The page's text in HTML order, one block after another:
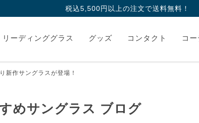
税込5,500円以上の注文で送料無料！
リーディンググラス グッズ コンタクト コ
作サングラスが登場！
めサングラス ブログ